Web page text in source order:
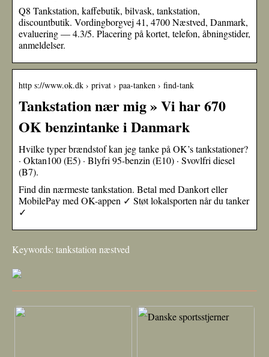
Q8 Tankstation, kaffebutik, bilvask, tankstation,
discountbutik. Vordingborgvej 41, 4700 Næstved, Danmark,
evaluering — 4.3/5. Placering på kortet, telefon, åbningstider,
anmeldelser.
http s://www.ok.dk › privat › paa-tanken › find-tank
Tankstation nær mig » Vi har 670
OK benzintanke i Danmark
Hvilke typer brændstof kan jeg tanke på OK’s tankstationer?
· Oktan100 (E5) · Blyfri 95-benzin (E10) · Svovlfri diesel
(B7).
Find din nærmeste tankstation. Betal med Dankort eller
MobilePay med OK-appen ✓ Støt lokalsporten når du tanker
✓
Keywords: tankstation næstved